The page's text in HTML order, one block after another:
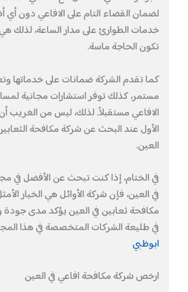
لضمان القضاء التام على الافاعي دون أي
خدمات الطوارئ على مدار الساعة، لذلك هي
تكون الحاجة ماسة.
كما تقدم الشركة ضمانات على خدماتها
مستمر، كذلك توفر استشارات مجانية
الافاعي مستقبلاً. لذلك، ليس من الغريب أن
الأول عند البحث عن شركة مكافحة
العين.
في الختام، إذا كنت تبحث عن الأفضل في
في العين، فإن شركة الأوائل هي الخيار
مكافحة ثعابين في العين يؤكد مدى جودة
في طليعة الشركات المتخصصة في هذا
ابوظبي
ارخص شركة مكافحة افاعي في العين